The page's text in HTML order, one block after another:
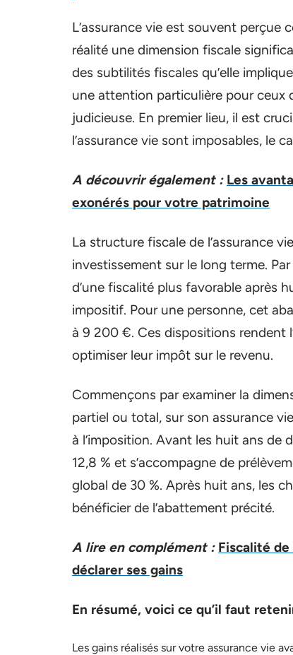
L’assurance vie est souvent perçue
réalité une dimension fiscale
des subtilités fiscales qu’elle
une attention particulière pour ceux
judicieuse. En premier lieu, il est
l’assurance vie sont imposables, le
A découvrir également : Les
exonérés pour votre patrimoine
La structure fiscale de l’assurance
investissement sur le long terme.
d’une fiscalité plus favorable après
impositif. Pour une personne, cet
à 9 200 €. Ces dispositions rendent
optimiser leur impôt sur le revenu.
Commençons par examiner la
partiel ou total, sur son assurance
à l’imposition. Avant les huit ans de
12,8 % et s’accompagne de
global de 30 %. Après huit ans, les
bénéficier de l’abattement précité.
A lire en complément : Fiscalité
déclarer ses gains
En résumé, voici ce qu’il faut
Les gains réalisés sur votre assurance vie